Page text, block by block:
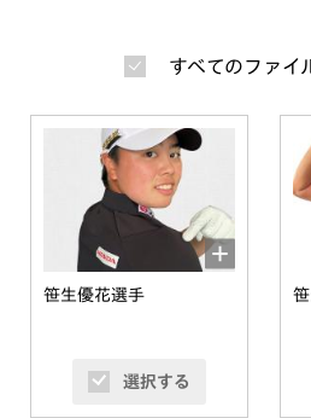
すべてのファイ
笹生優花選手
選択する